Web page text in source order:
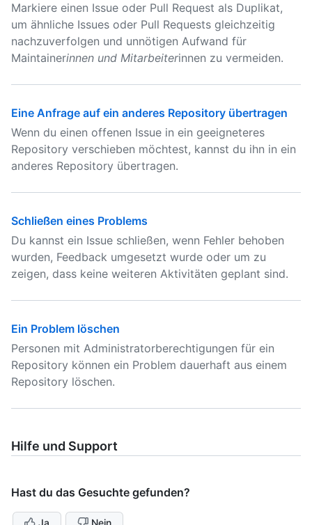
Markiere einen Issue oder Pull Request als Duplikat,
um ähnliche Issues oder Pull Requests gleichzeitig
nachzuverfolgen und unnötigen Aufwand für
Maintainerinnen und Mitarbeiterinnen zu vermeiden.
Eine Anfrage auf ein anderes Repository übertragen
Wenn du einen offenen Issue in ein geeigneteres
Repository verschieben möchtest, kannst du ihn in ein
anderes Repository übertragen.
Schließen eines Problems
Du kannst ein Issue schließen, wenn Fehler behoben
wurden, Feedback umgesetzt wurde oder um zu
zeigen, dass keine weiteren Aktivitäten geplant sind.
Ein Problem löschen
Personen mit Administratorberechtigungen für ein
Repository können ein Problem dauerhaft aus einem
Repository löschen.
Hilfe und Support
Hast du das Gesuchte gefunden?
Ja Nein